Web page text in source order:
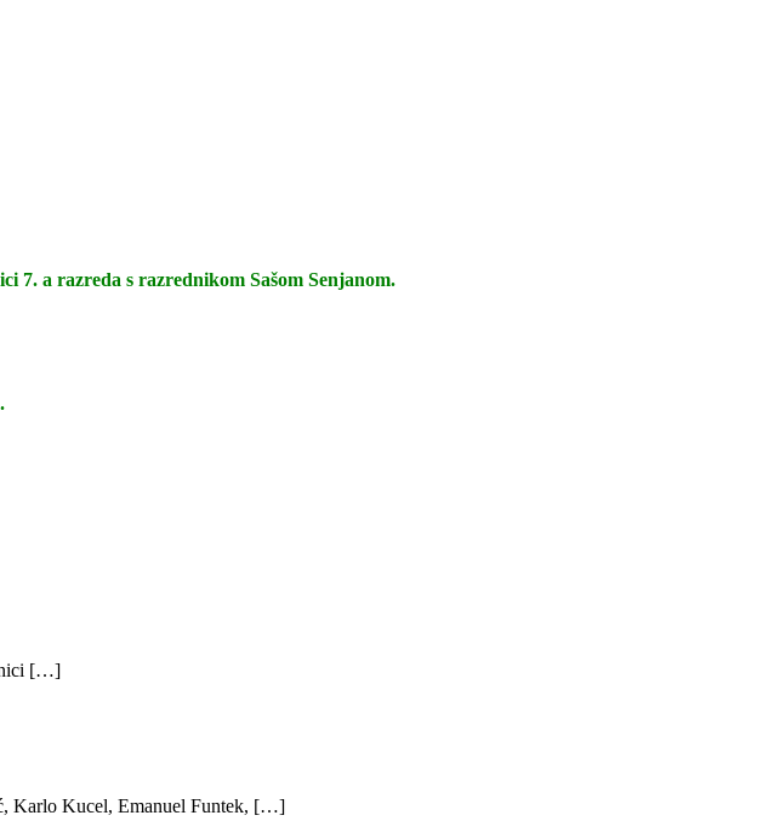
7. a razreda s razrednikom Sašom Senjanom.
[…]
Karlo Kucel, Emanuel Funtek, […]